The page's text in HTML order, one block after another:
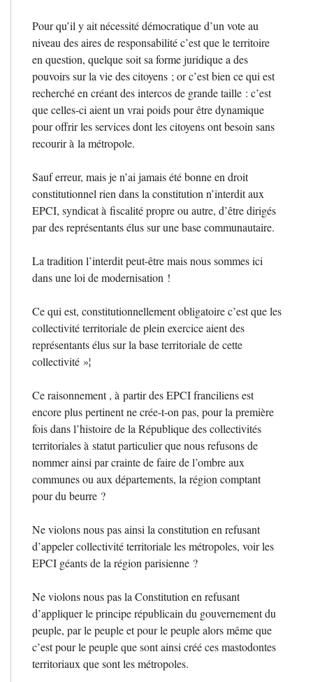
Pour qu’il y ait nécessité démocratique d’un vote au
niveau des aires de responsabilité c’est que le territoire
en question, quelque soit sa forme juridique a des
pouvoirs sur la vie des citoyens ; or c’est bien ce qui est
recherché en créant des intercos de grande taille : c’est
que celles-ci aient un vrai poids pour être dynamique
pour offrir les services dont les citoyens ont besoin sans
recourir à la métropole.
Sauf erreur, mais je n’ai jamais été bonne en droit
constitutionnel rien dans la constitution n’interdit aux
EPCI, syndicat à fiscalité propre ou autre, d’être dirigés
par des représentants élus sur une base communautaire.
La tradition l’interdit peut-être mais nous sommes ici
dans une loi de modernisation !
Ce qui est, constitutionnellement obligatoire c’est que les
collectivité territoriale de plein exercice aient des
représentants élus sur la base territoriale de cette
collectivité »¦
Ce raisonnement , à partir desEPCIfranciliens est
encore plus pertinent ne crée-t-on pas, pour la première
fois dans l’histoire de la République des collectivités
territoriales à statut particulier que nous refusons de
nommer ainsi par crainte de faire de l’ombre aux
communes ou aux départements, la région comptant
pour du beurre ?
Ne violons nous pas ainsi la constitution en refusant
d’appeler collectivité territoriale les métropoles, voir les
EPCI géants de la région parisienne ?
Ne violons nous pas la Constitution en refusant
d’appliquer le principe républicain du gouvernement du
peuple, par le peuple et pour le peuple alors même que
c’est pour le peuple que sont ainsi créé ces mastodontes
territoriaux que sont les métropoles.